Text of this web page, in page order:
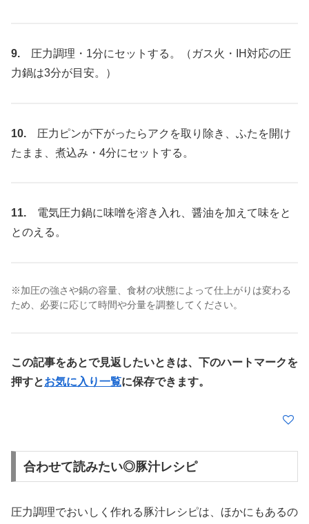
9. 圧力調理・1分にセットする。（ガス火・IH対応の圧
力鍋は3分が目安。）
10. 圧力ピンが下がったらアクを取り除き、ふたを開け
たまま、煮込み・4分にセットする。
11. 電気圧力鍋に味噌を溶き入れ、醤油を加えて味をと
とのえる。
※加圧の強さや鍋の容量、食材の状態によって仕上がりは変わる
ため、必要に応じて時間や分量を調整してください。
この記事をあとで見返したいときは、下のハートマークを
押すとお気に入り一覧に保存できます。
合わせて読みたい◎豚汁レシピ
圧力調理でおいしく作れる豚汁レシピは、ほかにもあるの